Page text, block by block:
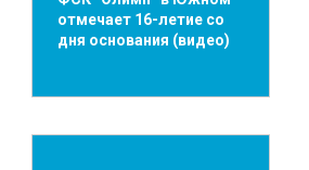
отмечает 16-летие со
дня основания (видео)